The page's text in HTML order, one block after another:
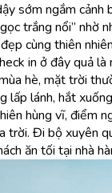
sớm ngắm cảnh
trắng nổi” nhờ
cùng thiên
in ở đây quả
hè, mặt trời
lấp lánh, hắt
hùng vĩ, điểm
trời. Đi bộ xuyên
ăn tối tại nhà